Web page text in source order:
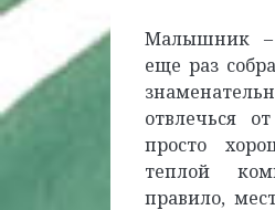
Малышник –
еще раз
отвлечься
просто
теплой
правило,